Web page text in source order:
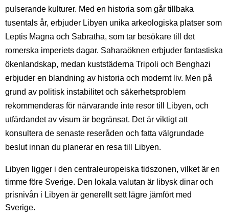
pulserande kulturer. Med en historia som går tillbaka
tusentals år, erbjuder Libyen unika arkeologiska platser som
Leptis Magna och Sabratha, som tar besökare till det
romerska imperiets dagar. Saharaöknen erbjuder fantastiska
ökenlandskap, medan kuststäderna Tripoli och Benghazi
erbjuder en blandning av historia och modernt liv. Men på
grund av politisk instabilitet och säkerhetsproblem
rekommenderas för närvarande inte resor till Libyen, och
utfärdandet av visum är begränsat. Det är viktigt att
konsultera de senaste reseråden och fatta välgrundade
beslut innan du planerar en resa till Libyen.
Libyen ligger i den centraleuropeiska tidszonen, vilket är en
timme före Sverige. Den lokala valutan är libysk dinar och
prisnivån i Libyen är generellt sett lägre jämfört med
Sverige.